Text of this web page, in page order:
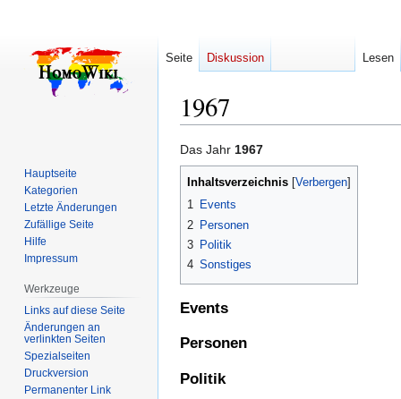
1967
Zur
Navigation
springen
Zur
Suche
springen
Das Jahr 1967
Inhaltsverzeichnis
1 Events
2 Personen
3 Politik
4 Sonstiges
Events
Personen
Politik
Seite Diskussion Lesen
Hauptseite
Kategorien
Letzte Änderungen
Zufällige Seite
Hilfe
Impressum
Werkzeuge
Links auf diese Seite
Änderungen an
verlinkten Seiten
Spezialseiten
Druckversion
Permanenter Link